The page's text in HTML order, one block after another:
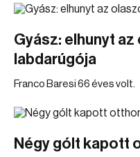
Gyász: elhunyt
labdarúgója
Franco Baresi 66 éves volt.
Négy gólt kapott